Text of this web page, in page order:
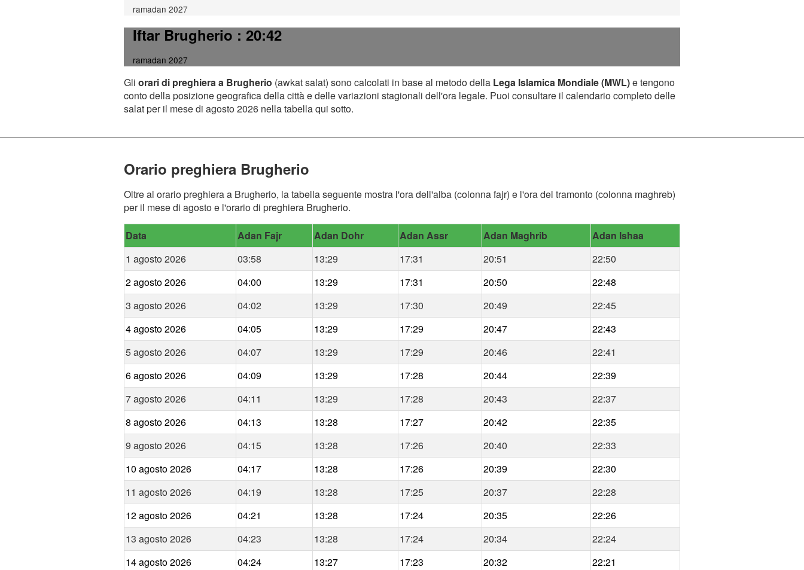
ramadan 2027
Iftar Brugherio: 20:42
ramadan 2027
Gli orari di preghiera a Brugherio (awkat salat) sono calcolati in base al metodo della Lega Islamica Mondiale (MWL)e tengono
conto della posizione geografica della città e delle variazioni stagionali dell'ora legale. Puoi consultare il calendario completo delle
salat per il mese di agosto 2026 nella tabella qui sotto.
Orario preghiera Brugherio
Oltre al orario preghiera a Brugherio, la tabella seguente mostra l'ora dell'alba (colonna fajr) e l'ora del tramonto (colonna maghreb)
per il mese di agosto e l'orario di preghiera Brugherio.
Data Adan Fajr Adan Dohr Adan Assr Adan Maghrib
Adan Ishaa
1 agosto 2026
03:58 13:29 17:31 20:51
22:50
2 agosto 2026
04:00 13:29 17:31 20:50
22:48
3 agosto 2026
04:02 13:29 17:30 20:49
22:45
4 agosto 2026
04:05 13:29 17:29 20:47
22:43
5 agosto 2026
04:07 13:29 17:29 20:46
22:41
6 agosto 2026
04:09 13:29 17:28 20:44
22:39
7 agosto 2026
04:11 13:29 17:28 20:43
22:37
8 agosto 2026
04:13 13:28 17:27 20:42
22:35
9 agosto 2026
04:15 13:28 17:26 20:40
22:33
10 agosto 2026
04:17 13:28 17:26 20:39
22:30
11 agosto 2026
04:19 13:28 17:25 20:37
22:28
12 agosto 2026
04:21 13:28 17:24 20:35
22:26
13 agosto 2026
04:23 13:28 17:24 20:34
22:24
14 agosto 2026
04:24 13:27 17:23 20:32
22:21